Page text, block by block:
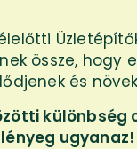
össze, hogy
és
különbség
ugyanaz!